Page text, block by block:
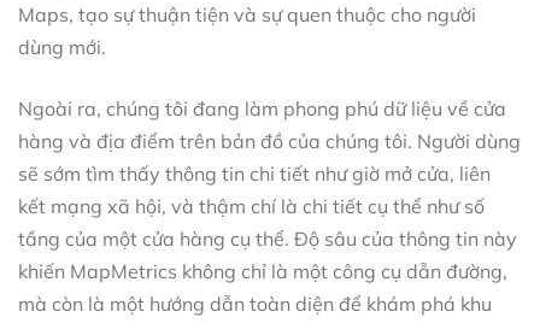
Maps, tạo sự thuận tiện và sự quen thuộc cho người
dùng mới.
Ngoài ra, chúng tôi đang làm phong phú dữ liệu về cửa
hàng và địa điểm trên bản đồ của chúng tôi. Người dùng
sẽ sớm tìm thấy thông tin chi tiết như giờ mở cửa, liên
kết mạng xã hội, và thậm chí là chi tiết cụ thể như số
tầng của một cửa hàng cụ thể. Độ sâu của thông tin này
khiến MapMetrics không chỉ là một công cụ dẫn đường,
mà còn là một hướng dẫn toàn diện để khám phá khu